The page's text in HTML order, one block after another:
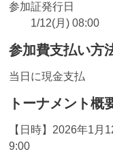
参加証発行日
1/12(月) 08:00
参加費支払い方
当日に現金支払
トーナメント概
【日時】2026年1月
9:00